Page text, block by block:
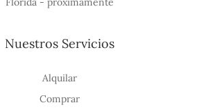
Nuestros Servicios
Alquilar
Comprar